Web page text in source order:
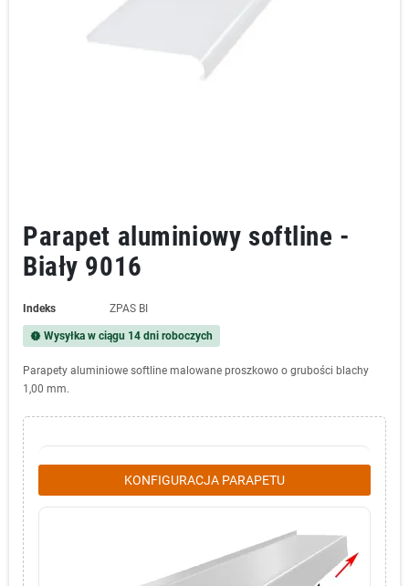
Parapet aluminiowy softline -
Biały 9016
Indeks ZPAS BI
new_releases Wysyłka w ciągu 14 dni roboczych
Parapety aluminiowe softline malowane proszkowo o grubości blachy
1,00 mm.
KONFIGURACJA PARAPETU